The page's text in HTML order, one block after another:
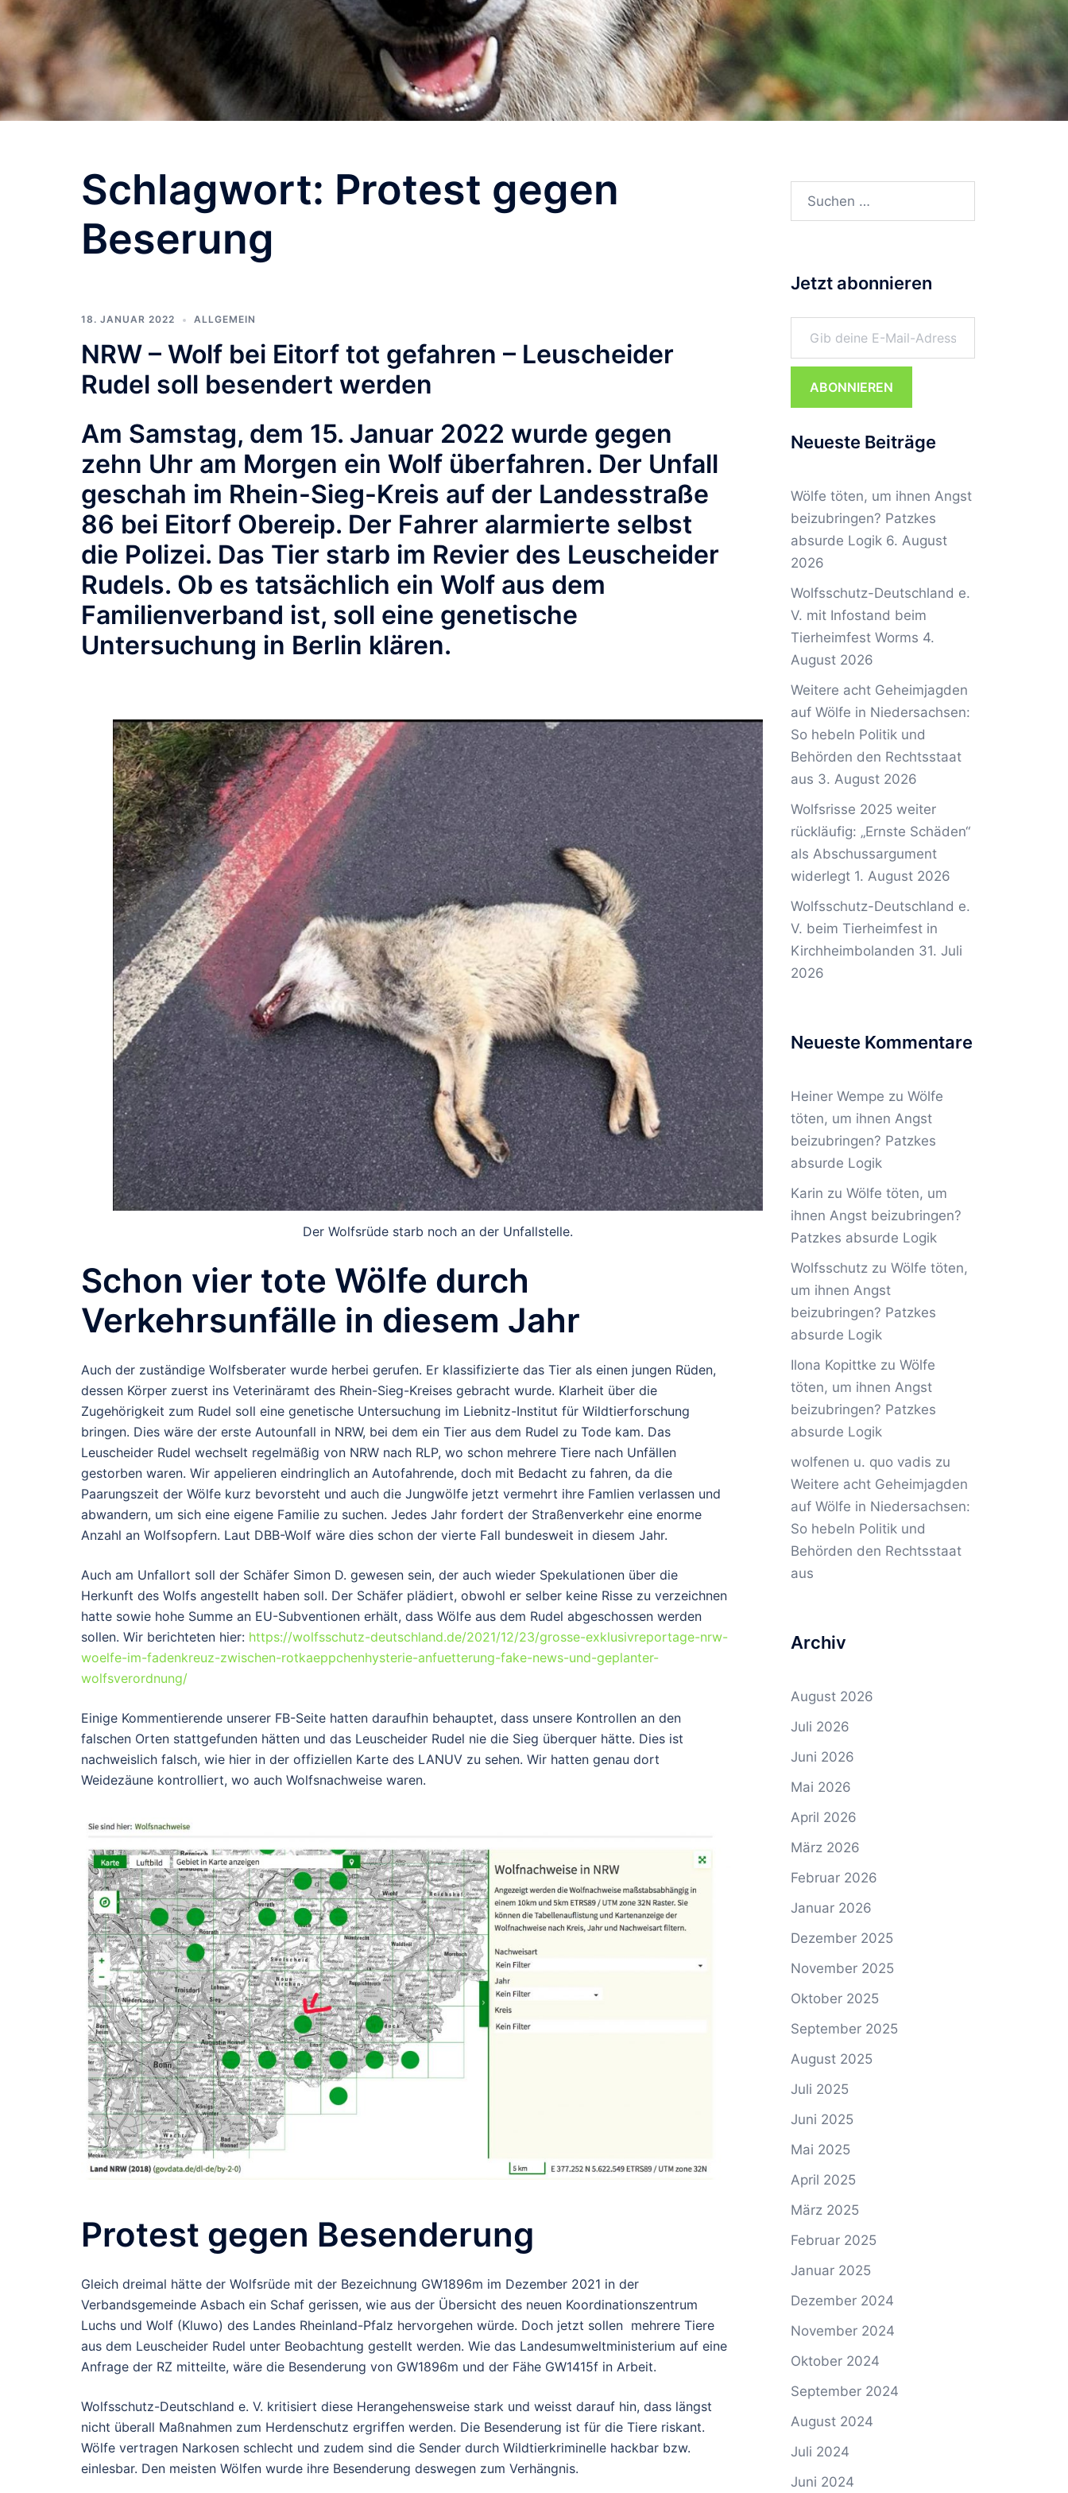
Schlagwort: Protest gegen
Beserung
18. JANUAR 2022 ALLGEMEIN
NRW – Wolf bei Eitorf tot gefahren – Leuscheider
Rudel soll besendert werden
Am Samstag, dem 15. Januar 2022 wurde gegen
zehn Uhr am Morgen ein Wolf überfahren. Der Unfall
geschah im Rhein-Sieg-Kreis auf der Landesstraße
86 bei Eitorf Obereip. Der Fahrer alarmierte selbst
die Polizei. Das Tier starb im Revier des Leuscheider
Rudels. Ob es tatsächlich ein Wolf aus dem
Familienverband ist, soll eine genetische
Untersuchung in Berlin klären.
Der Wolfsrüde starb noch an der Unfallstelle.
Schon vier tote Wölfe durch
Verkehrsunfälle in diesem Jahr
Auch der zuständige Wolfsberater wurde herbei gerufen. Er klassifizierte das Tier als einen jungen Rüden,
dessen Körper zuerst ins Veterinäramt des Rhein-Sieg-Kreises gebracht wurde. Klarheit über die
Zugehörigkeit zum Rudel soll eine genetische Untersuchung im Liebnitz-Institut für Wildtierforschung
bringen. Dies wäre der erste Autounfall in NRW, bei dem ein Tier aus dem Rudel zu Tode kam. Das
Leuscheider Rudel wechselt regelmäßig von NRW nach RLP, wo schon mehrere Tiere nach Unfällen
gestorben waren. Wir appelieren eindringlich an Autofahrende, doch mit Bedacht zu fahren, da die
Paarungszeit der Wölfe kurz bevorsteht und auch die Jungwölfe jetzt vermehrt ihre Famlien verlassen und
abwandern, um sich eine eigene Familie zu suchen. Jedes Jahr fordert der Straßenverkehr eine enorme
Anzahl an Wolfsopfern. Laut DBB-Wolf wäre dies schon der vierte Fall bundesweit in diesem Jahr.
Auch am Unfallort soll der Schäfer Simon D. gewesen sein, der auch wieder Spekulationen über die
Herkunft des Wolfs angestellt haben soll. Der Schäfer plädiert, obwohl er selber keine Risse zu verzeichnen
hatte sowie hohe Summe an EU-Subventionen erhält, dass Wölfe aus dem Rudel abgeschossen werden
sollen. Wir berichteten hier: https://wolfsschutz-deutschland.de/2021/12/23/grosse-exklusivreportage-nrw-
woelfe-im-fadenkreuz-zwischen-rotkaeppchenhysterie-anfuetterung-fake-news-und-geplanter-
wolfsverordnung/
Einige Kommentierende unserer FB-Seite hatten daraufhin behauptet, dass unsere Kontrollen an den
falschen Orten stattgefunden hätten und das Leuscheider Rudel nie die Sieg überquer hätte. Dies ist
nachweislich falsch, wie hier in der offiziellen Karte des LANUV zu sehen. Wir hatten genau dort
Weidezäune kontrolliert, wo auch Wolfsnachweise waren.
Protest gegen Besenderung
Gleich dreimal hätte der Wolfsrüde mit der Bezeichnung GW1896m im Dezember 2021 in der
Verbandsgemeinde Asbach ein Schaf gerissen, wie aus der Übersicht des neuen Koordinationszentrum
Luchs und Wolf (Kluwo) des Landes Rheinland-Pfalz hervorgehen würde. Doch jetzt sollen mehrere Tiere
aus dem Leuscheider Rudel unter Beobachtung gestellt werden. Wie das Landesumweltministerium auf eine
Anfrage der RZ mitteilte, wäre die Besenderung von GW1896m und der Fähe GW1415f in Arbeit.
Wolfsschutz-Deutschland e. V. kritisiert diese Herangehensweise stark und weisst darauf hin, dass längst
nicht überall Maßnahmen zum Herdenschutz ergriffen werden. Die Besenderung ist für die Tiere riskant.
Wölfe vertragen Narkosen schlecht und zudem sind die Sender durch Wildtierkriminelle hackbar bzw.
einlesbar. Den meisten Wölfen wurde ihre Besenderung deswegen zum Verhängnis.
Suchen
Jetzt abonnieren
Gib deine E-Mail-Adresse ein ...
ABONNIEREN
Neueste Beiträge
Wölfe töten, um ihnen Angst
beizubringen? Patzkes
absurde Logik 6. August
2026
Wolfsschutz-Deutschland e.
V. mit Infostand beim
Tierheimfest Worms 4.
August 2026
Weitere acht Geheimjagden
auf Wölfe in Niedersachsen:
So hebeln Politik und
Behörden den Rechtsstaat
aus 3. August 2026
Wolfsrisse 2025 weiter
rückläufig: „Ernste Schäden“
als Abschussargument
widerlegt 1. August 2026
Wolfsschutz-Deutschland e.
V. beim Tierheimfest in
Kirchheimbolanden 31. Juli
2026
Neueste Kommentare
Heiner Wempe zu Wölfe
töten, um ihnen Angst
beizubringen? Patzkes
absurde Logik
Karin zu Wölfe töten, um
ihnen Angst beizubringen?
Patzkes absurde Logik
Wolfsschutzzu Wölfe töten,
um ihnen Angst
beizubringen? Patzkes
absurde Logik
Ilona Kopittke zu Wölfe
töten, um ihnen Angst
beizubringen? Patzkes
absurde Logik
wolfenen u. quo vadis zu
Weitere acht Geheimjagden
auf Wölfe in Niedersachsen:
So hebeln Politik und
Behörden den Rechtsstaat
aus
Archiv
August 2026
Juli 2026
Juni 2026
Mai 2026
April 2026
März 2026
Februar 2026
Januar 2026
Dezember 2025
November 2025
Oktober 2025
September 2025
August 2025
Juli 2025
Juni 2025
Mai 2025
April 2025
März 2025
Februar 2025
Januar 2025
Dezember 2024
November 2024
Oktober 2024
September 2024
August 2024
Juli 2024
Juni 2024